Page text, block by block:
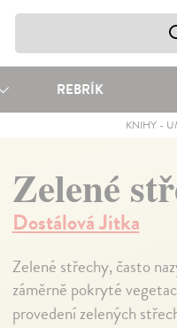
REBRÍK
KNIHY -
Zelené
Dostálová Jitka
Zelené střechy, často
záměrně pokryté
provedení zelených